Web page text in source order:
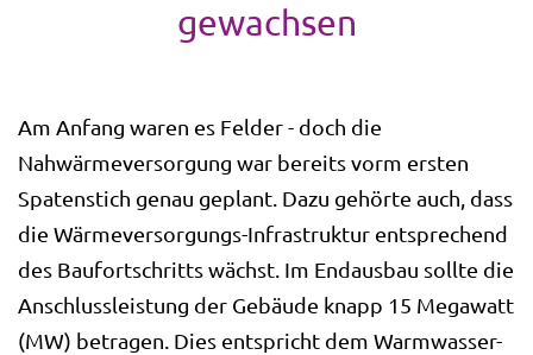
gewachsen
Am Anfang waren es Felder - doch die
Nahwärmeversorgung war bereits vorm ersten
Spatenstich genau geplant. Dazu gehörte auch, dass
die Wärmeversorgungs-Infrastruktur entsprechend
des Baufortschritts wächst. Im Endausbau sollte die
Anschlussleistung der Gebäude knapp 15 Megawatt
(MW) betragen. Dies entspricht dem Warmwasser-